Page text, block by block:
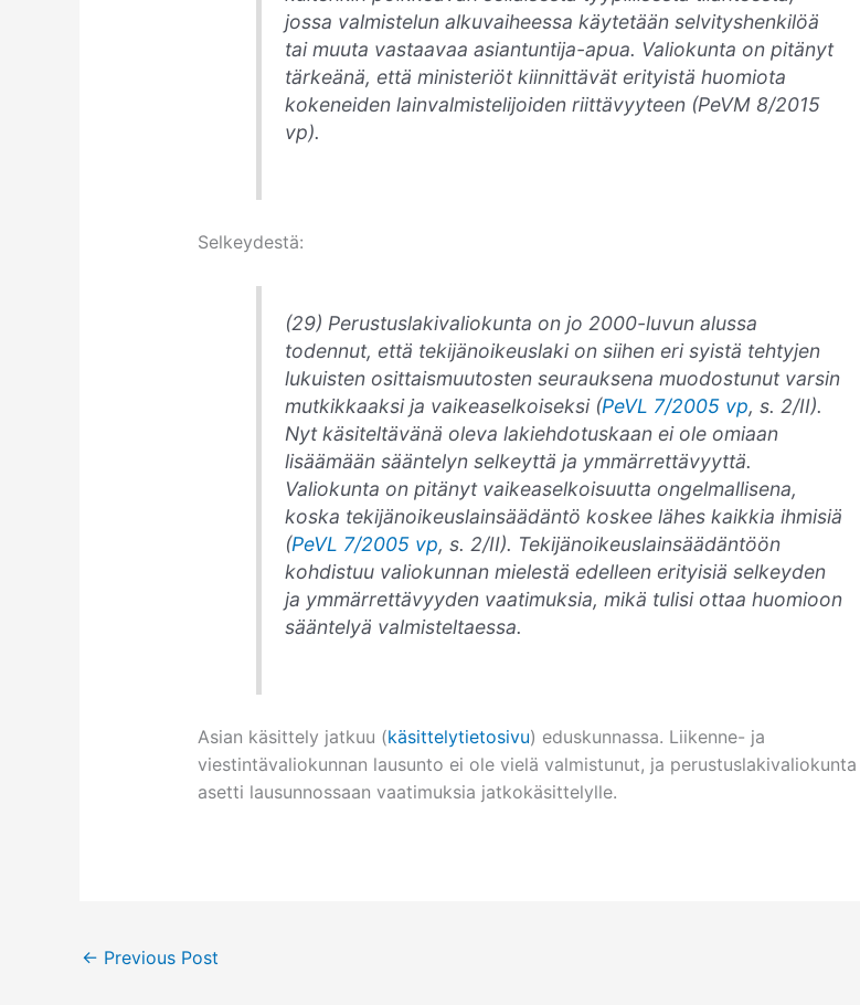
jossa valmistelun alkuvaiheessa käytetään selvityshenkilöä
tai muuta vastaavaa asiantuntija-apua. Valiokunta on pitänyt
tärkeänä, että ministeriöt kiinnittävät erityistä huomiota
kokeneiden lainvalmistelijoiden riittävyyteen (PeVM 8/2015
vp).
Selkeydestä:
(29) Perustuslakivaliokunta on jo 2000-luvun alussa
todennut, että tekijänoikeuslaki on siihen eri syistä tehtyjen
lukuisten osittaismuutosten seurauksena muodostunut varsin
mutkikkaaksi ja vaikeaselkoiseksi (PeVL 7/2005 vp, s. 2/II).
Nyt käsiteltävänä oleva lakiehdotuskaan ei ole omiaan
lisäämään sääntelyn selkeyttä ja ymmärrettävyyttä.
Valiokunta on pitänyt vaikeaselkoisuutta ongelmallisena,
koska tekijänoikeuslainsäädäntö koskee lähes kaikkia ihmisiä
(PeVL 7/2005 vp, s. 2/II). Tekijänoikeuslainsäädäntöön
kohdistuu valiokunnan mielestä edelleen erityisiä selkeyden
ja ymmärrettävyyden vaatimuksia, mikä tulisi ottaa huomioon
sääntelyä valmisteltaessa.
Asian käsittely jatkuu (käsittelytietosivu) eduskunnassa. Liikenne- ja
viestintävaliokunnan lausunto ei ole vielä valmistunut, ja perustuslakivaliokunta
asetti lausunnossaan vaatimuksia jatkokäsittelylle.
← Previous Post